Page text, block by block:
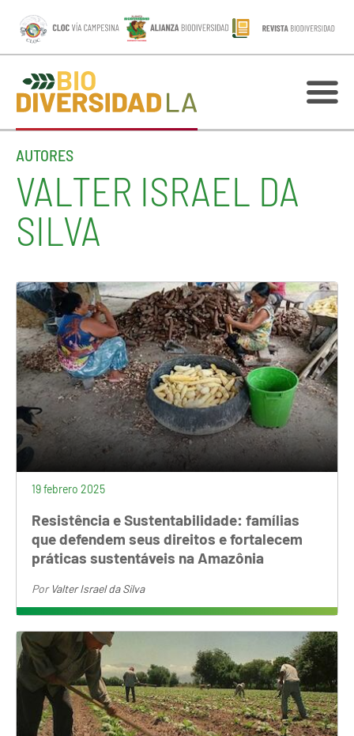
AUTORES
VALTER ISRAEL DA
SILVA
19 febrero 2025
Resistência e Sustentabilidade: famílias
que defendem seus direitos e fortalecem
práticas sustentáveis na Amazônia
Por Valter Israel da Silva